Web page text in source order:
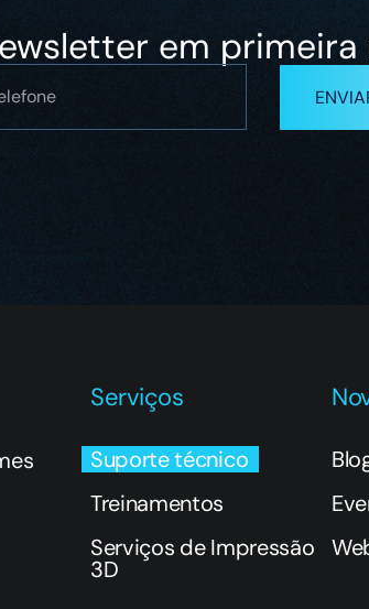
em primeira
Serviços
Suporte técnico
Treinamentos
Serviços de Impressão
3D